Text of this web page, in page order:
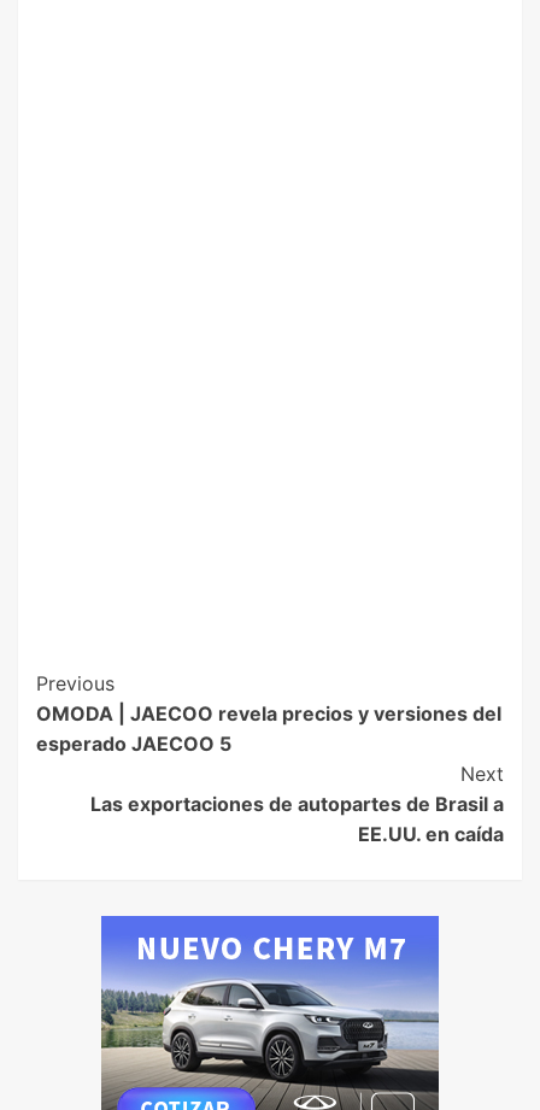
Previous
OMODA | JAECOO revela precios y versiones del
esperado JAECOO 5
Next
Las exportaciones de autopartes de Brasil a
EE.UU. en caída